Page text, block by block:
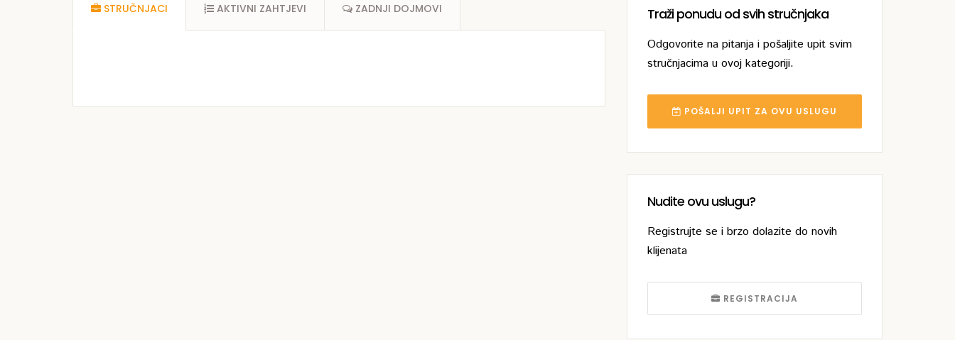
Traži ponudu od svih stručnjaka
Odgovorite na pitanja i pošaljite upit svim
stručnjacima u ovoj kategoriji.
POŠALJI UPIT ZA OVU USLUGU
Nudite ovu uslugu?
Registrujte se i brzo dolazite do novih
klijenata
REGISTRACIJA
STRUČNJACI AKTIVNI ZAHTJEVI ZADNJI DOJMOVI